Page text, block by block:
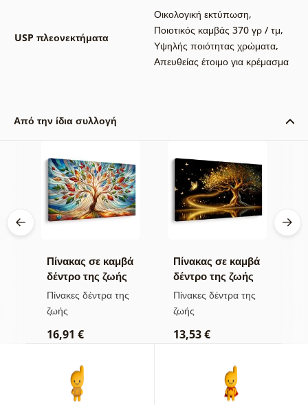
USP πλεονεκτήματα
Οικολογική εκτύπωση,
Ποιοτικός καμβάς 370 γρ / τμ,
Υψηλής ποιότητας χρώματα,
Απευθείας έτοιμο για κρέμασμα
Από την ίδια συλλογή
Πίνακας σε καμβά
δέντρο της ζωής
σε πολύχρωμο
βιτρό
Πίνακες δέντρα της
ζωής
16,91 €
Πίνακας σε καμβά
δέντρο της ζωής
χρυσή μαγεία
Πίνακες δέντρα της
ζωής
13,53 €